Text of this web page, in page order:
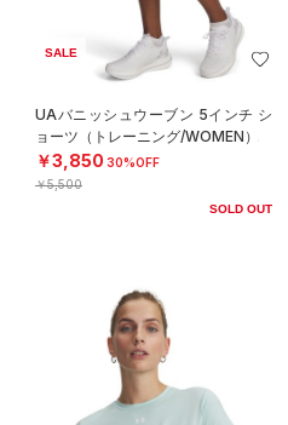
SALE
UAバニッシュウーブン 5インチ シ
ョーツ（トレーニング/WOMEN）
￥3,850 30%OFF
￥5,500
SOLD OUT